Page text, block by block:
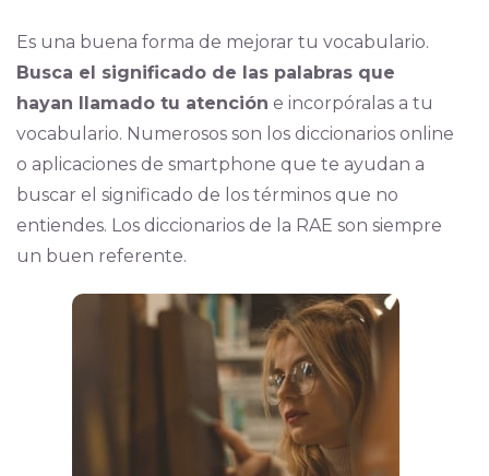
Es una buena forma de mejorar tu vocabulario.
Busca el significado de las palabras que
hayan llamado tu atención e incorpóralas a tu
vocabulario. Numerosos son los diccionarios online
o aplicaciones de smartphone que te ayudan a
buscar el significado de los términos que no
entiendes. Los diccionarios de la RAE son siempre
un buen referente.